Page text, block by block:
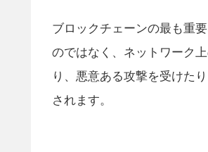
ブロックチェーンの最も重
のではなく、ネットワーク
り、悪意ある攻撃を受けた
されます。